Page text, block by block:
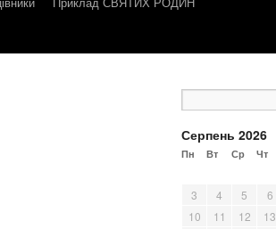
Серпень 2026
Пн Вт Ср Чт
3
4 5 6
10
11 12 13